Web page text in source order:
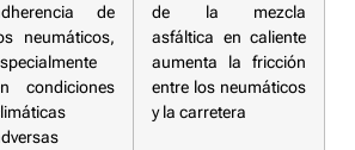
de
neumáticos,
condiciones
de la mezcla
asfáltica en caliente
aumenta la fricción
entre los neumáticos
y la carretera